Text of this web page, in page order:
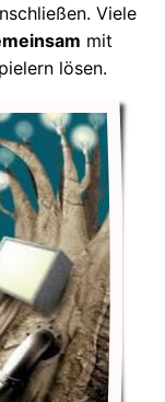
Viele
mit
lösen.